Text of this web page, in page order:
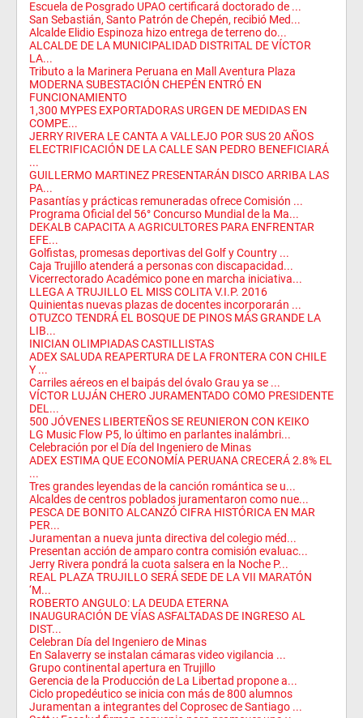
Escuela de Posgrado UPAO certificará doctorado de ...
San Sebastián, Santo Patrón de Chepén, recibió Med...
Alcalde Elidio Espinoza hizo entrega de terreno do...
ALCALDE DE LA MUNICIPALIDAD DISTRITAL DE VÍCTOR
LA...
Tributo a la Marinera Peruana en Mall Aventura Plaza
MODERNA SUBESTACIÓN CHEPÉN ENTRÓ EN
FUNCIONAMIENTO
1,300 MYPES EXPORTADORAS URGEN DE MEDIDAS EN
COMPE...
JERRY RIVERA LE CANTA A VALLEJO POR SUS 20 AÑOS
ELECTRIFICACIÓN DE LA CALLE SAN PEDRO BENEFICIARÁ
...
GUILLERMO MARTINEZ PRESENTARÁN DISCO ARRIBA LAS
PA...
Pasantías y prácticas remuneradas ofrece Comisión ...
Programa Oficial del 56° Concurso Mundial de la Ma...
DEKALB CAPACITA A AGRICULTORES PARA ENFRENTAR
EFE...
Golfistas, promesas deportivas del Golf y Country ...
Caja Trujillo atenderá a personas con discapacidad...
Vicerrectorado Académico pone en marcha iniciativa...
LLEGA A TRUJILLO EL MISS COLITA V.I.P. 2016
Quinientas nuevas plazas de docentes incorporarán ...
OTUZCO TENDRÁ EL BOSQUE DE PINOS MÁS GRANDE LA
LIB...
INICIAN OLIMPIADAS CASTILLISTAS
ADEX SALUDA REAPERTURA DE LA FRONTERA CON CHILE
Y ...
Carriles aéreos en el baipás del óvalo Grau ya se ...
VÍCTOR LUJÁN CHERO JURAMENTADO COMO PRESIDENTE
DEL...
500 JÓVENES LIBERTEÑOS SE REUNIERON CON KEIKO
LG Music Flow P5, lo último en parlantes inalámbri...
Celebración por el Día del Ingeniero de Minas
ADEX ESTIMA QUE ECONOMÍA PERUANA CRECERÁ 2.8% EL
...
Tres grandes leyendas de la canción romántica se u...
Alcaldes de centros poblados juramentaron como nue...
PESCA DE BONITO ALCANZÓ CIFRA HISTÓRICA EN MAR
PER...
Juramentan a nueva junta directiva del colegio méd...
Presentan acción de amparo contra comisión evaluac...
Jerry Rivera pondrá la cuota salsera en la Noche P...
REAL PLAZA TRUJILLO SERÁ SEDE DE LA VII MARATÓN
‘M...
ROBERTO ANGULO: LA DEUDA ETERNA
INAUGURACIÓN DE VÍAS ASFALTADAS DE INGRESO AL
DIST...
Celebran Día del Ingeniero de Minas
En Salaverry se instalan cámaras video vigilancia ...
Grupo continental apertura en Trujillo
Gerencia de la Producción de La Libertad propone a...
Ciclo propedéutico se inicia con más de 800 alumnos
Juramentan a integrantes del Coprosec de Santiago ...